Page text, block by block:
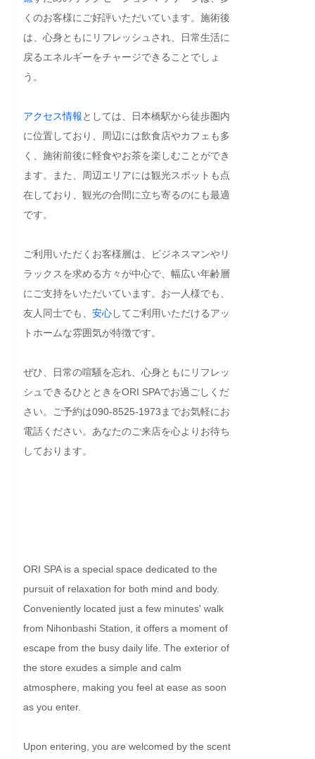
くのお客様にご好評いただいています。施術後
は、心身ともにリフレッシュされ、日常生活に
戻るエネルギーをチャージできることでしょ
う。
アクセス情報としては、日本橋駅から徒歩圏内
に位置しており、周辺には飲食店やカフェも多
く、施術前後に軽食やお茶を楽しむことができ
ます。また、周辺エリアには観光スポットも点
在しており、観光の合間に立ち寄るのにも最適
です。
ご利用いただくお客様層は、ビジネスマンやリ
ラックスを求める方々が中心で、幅広い年齢層
にご支持をいただいています。お一人様でも、
友人同士でも、 安心してご利用いただけるアッ
トホームな雰囲気が特徴です。
ぜひ、日常の喧騒を忘れ、心身ともにリフレッ
シュできるひとときをORI SPAでお過ごしくだ
さい。ご予約は090-8525-1973までお気軽にお
電話ください。あなたのご来店を心よりお待ち
しております。
ORI SPA is a special space dedicated to the
pursuit of relaxation for both mind and body.
Conveniently located just a few minutes' walk
from Nihonbashi Station, it offers a moment of
escape from the busy daily life. The exterior of
the store exudes a simple and calm
atmosphere, making you feel at ease as soon
as you enter.
Upon entering, you are welcomed by the scent